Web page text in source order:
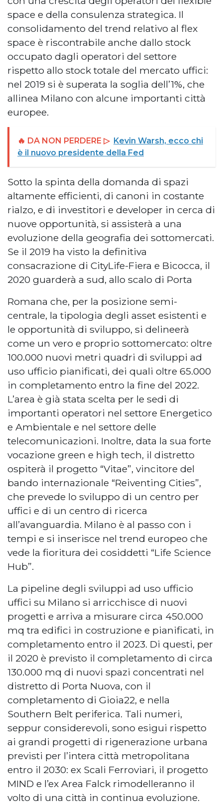
space e della consulenza strategica. Il
consolidamento del trend relativo al flex
space è riscontrabile anche dallo stock
occupato dagli operatori del settore
rispetto allo stock totale del mercato uffici:
nel 2019 si è superata la soglia dell’1%, che
allinea Milano con alcune importanti città
europee.
🔥 DA NON PERDERE ▷ Kevin Warsh, ecco chi
è il nuovo presidente della Fed
Sotto la spinta della domanda di spazi
altamente efficienti, di canoni in costante
rialzo, e di investitori e developer in cerca di
nuove opportunità, si assisterà a una
evoluzione della geografia dei sottomercati.
Se il 2019 ha visto la definitiva
consacrazione di CityLife-Fiera e Bicocca, il
2020 guarderà a sud, allo scalo di Porta
Romana che, per la posizione semi-
centrale, la tipologia degli asset esistenti e
le opportunità di sviluppo, si delineerà
come un vero e proprio sottomercato: oltre
100.000 nuovi metri quadri di sviluppi ad
uso ufficio pianificati, dei quali oltre 65.000
in completamento entro la fine del 2022.
L’area è già stata scelta per le sedi di
importanti operatori nel settore Energetico
e Ambientale e nel settore delle
telecomunicazioni. Inoltre, data la sua forte
vocazione green e high tech, il distretto
ospiterà il progetto “Vitae”, vincitore del
bando internazionale “Reiventing Cities”,
che prevede lo sviluppo di un centro per
uffici e di un centro di ricerca
all’avanguardia. Milano è al passo con i
tempi e si inserisce nel trend europeo che
vede la fioritura dei cosiddetti “Life Science
Hub”.
La pipeline degli sviluppi ad uso ufficio
uffici su Milano si arricchisce di nuovi
progetti e arriva a misurare circa 450.000
mq tra edifici in costruzione e pianificati, in
completamento entro il 2023. Di questi, per
il 2020 è previsto il completamento di circa
130.000 mq di nuovi spazi concentrati nel
distretto di Porta Nuova, con il
completamento di Gioia22, e nella
Southern Belt periferica. Tali numeri,
seppur considerevoli, sono esigui rispetto
ai grandi progetti di rigenerazione urbana
previsti per l’intera città metropolitana
entro il 2030: ex Scali Ferroviari, il progetto
MIND e l’ex Area Falck rimodelleranno il
volto di una città in continua evoluzione.